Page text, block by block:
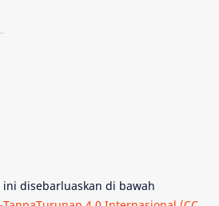
Gravitasi
Putih
Hilal
disebarluaskan di bawah